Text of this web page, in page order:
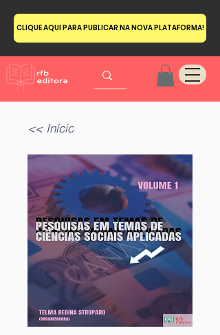
CLIQUE AQUI PARA PUBLICAR NA NOVA PLATAFORMA!
<< Início